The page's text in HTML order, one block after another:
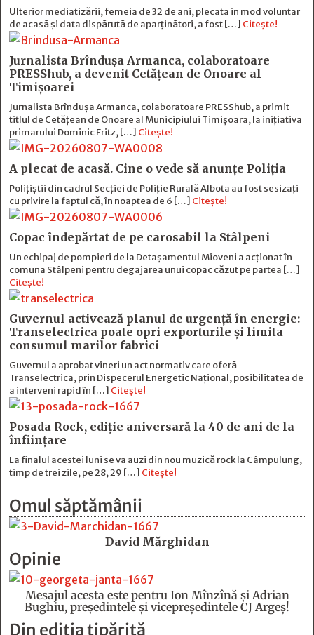
Ulterior mediatizării, femeia de 32 de ani, plecata in mod voluntar
de acasă și data dispărută de aparținători, a fost […] Citește!
Jurnalista Brîndușa Armanca, colaboratoare
PRESShub, a devenit Cetățean de Onoare al
Timișoarei
Jurnalista Brîndușa Armanca, colaboratoare PRESShub, a primit
titlul de Cetățean de Onoare al Municipiului Timișoara, la inițiativa
primarului Dominic Fritz, […] Citește!
A plecat de acasă. Cine o vede să anunțe Poliția
Polițiștii din cadrul Secției de Poliție Rurală Albota au fost sesizați
cu privire la faptul că, în noaptea de 6 […] Citește!
Copac îndepărtat de pe carosabil la Stâlpeni
Un echipaj de pompieri de la Detașamentul Mioveni a acționat în
comuna Stâlpeni pentru degajarea unui copac căzut pe partea […]
Citește!
Guvernul activează planul de urgență în energie:
Transelectrica poate opri exporturile și limita
consumul marilor fabrici
Guvernul a aprobat vineri un act normativ care oferă
Transelectrica, prin Dispecerul Energetic Național, posibilitatea de
a interveni rapid în […] Citește!
Posada Rock, ediţie aniversară la 40 de ani de la
înfiinţare
La finalul acestei luni se va auzi din nou muzică rock la Câmpulung,
timp de trei zile, pe 28, 29 […] Citește!
Omul săptămânii
David Mărghidan
Opinie
Mesajul acesta este pentru Ion Mînzînă şi Adrian
Bughiu, preşedintele şi vicepreşedintele CJ Argeş!
Din ediția tipărită